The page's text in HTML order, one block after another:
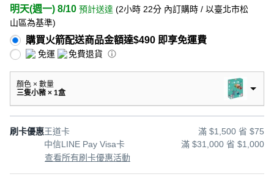
明天(週一) 8/10 預計送達 (2小時 22分 內訂購時 / 以臺北市松
山區為基準)
購買火箭配送商品金額達$490 即享免運費
免運 免費退貨
顏色 × 數量
三隻小豬 × 1盒
刷卡優惠王道卡
滿 $1,500 省 $75
中信LINE Pay Visa卡
滿 $31,000 省 $1,000
查看所有刷卡優惠活動